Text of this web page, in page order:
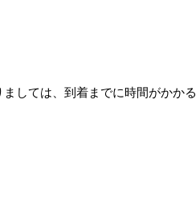
しては、到着までに時間がかかる